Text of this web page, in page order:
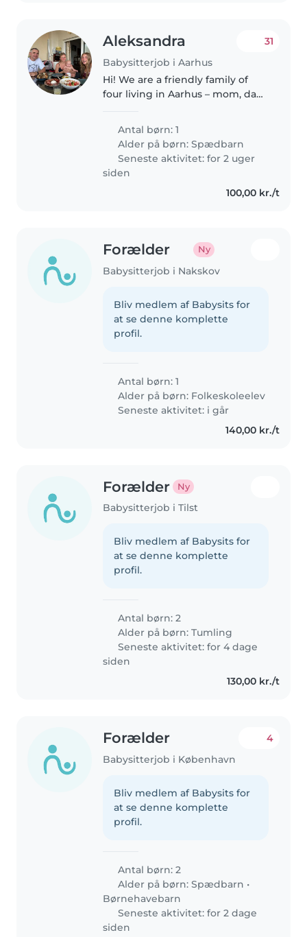
Aleksandra
Babysitterjob i Aarhus
31
Hi! We are a friendly family of
four living in Aarhus – mom, dad,
his big sister. We’re looking for a
caring nanny to help with the
baby 5 days a week...
Antal børn: 1
Alder på børn:Spædbarn
Seneste aktivitet: for 2 uger
siden
100,00 kr./t
Forælder Ny
Babysitterjob i Nakskov
Bliv medlem af Babysits for
at se denne komplette
profil.
Antal børn: 1
Alder på børn: Folkeskoleelev
Seneste aktivitet: i går
140,00 kr./t
Forælder Ny
Babysitterjob i Tilst
Bliv medlem af Babysits for
at se denne komplette
profil.
Antal børn: 2
Alder på børn:Tumling
Seneste aktivitet: for 4 dage
siden
130,00 kr./t
Forælder
Babysitterjob i København
4
Bliv medlem af Babysits for
at se denne komplette
profil.
Antal børn: 2
Alder på børn:Spædbarn •
Børnehavebarn
Seneste aktivitet: for 2 dage
siden